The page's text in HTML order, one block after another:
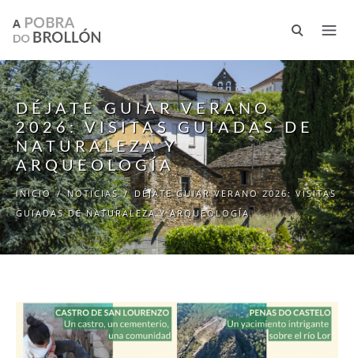
DÉJATE GUIAR VERANO
2026: VISITAS GUIADAS DE
NATURALEZA Y
ARQUEOLOGÍA
INICIO / NOTICIAS / DÉJATE GUIAR VERANO 2026: VISITAS
GUIADAS DE NATURALEZA Y ARQUEOLOGÍA